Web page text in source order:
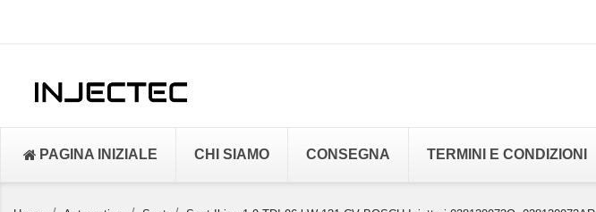
PAGINA INIZIALE CHI SIAMO CONSEGNA TERMINI E CONDIZIONI